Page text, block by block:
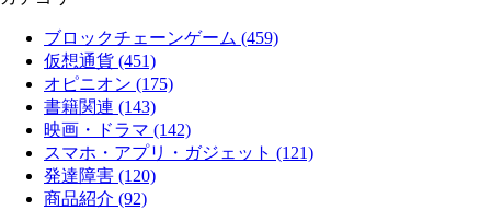
ブロックチェーンゲーム (459)
仮想通貨 (451)
オピニオン (175)
書籍関連 (143)
映画・ドラマ (142)
スマホ・アプリ・ガジェット (121)
発達障害 (120)
商品紹介 (92)